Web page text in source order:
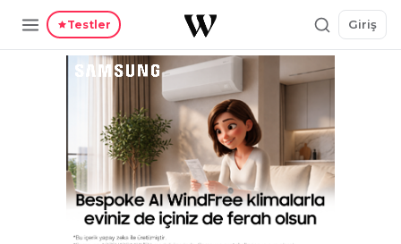
Testler Giriş